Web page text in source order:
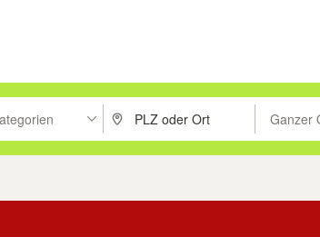
suchen, oder Vorschläge mit den Pfeiltasten nach
PLZ oder Ort eingeben. Ganzer
Suche im